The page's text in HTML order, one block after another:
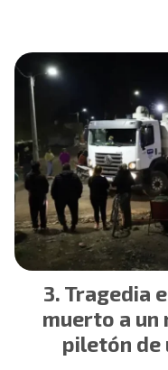
Tragedia
muerto a un
piletón de